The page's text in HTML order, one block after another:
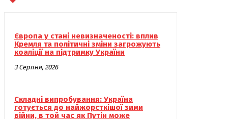
Європа у стані невизначеності: вплив
Кремля та політичні зміни загрожують
коаліції на підтримку України
3 Серпня, 2026
Складні випробування: Україна
готується до найжорсткішої зими
війни, в той час як Путін може